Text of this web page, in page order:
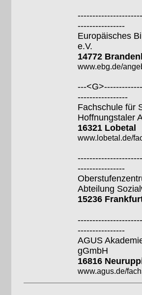
----------------
Europäisches
e.V.
14772
www.ebg.de/
---
-----------------
Fachschule für
Hoffnungstaler
16321 Lobetal
www.lobetal.de/
----------------
Abteilung
15236
----------------
AGUS
gGmbH
16816
www.agus.de/